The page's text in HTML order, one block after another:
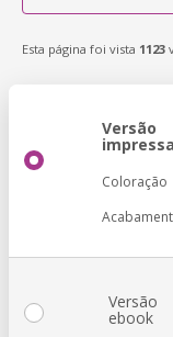
Esta página foi vista 1123
Versão
impressa
Coloração
Versão
ebook